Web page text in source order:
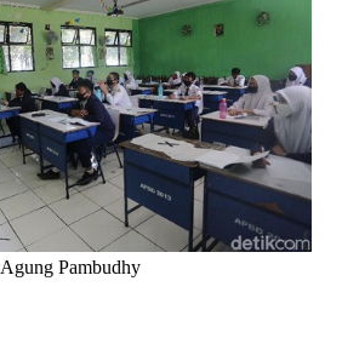
Pambudhy